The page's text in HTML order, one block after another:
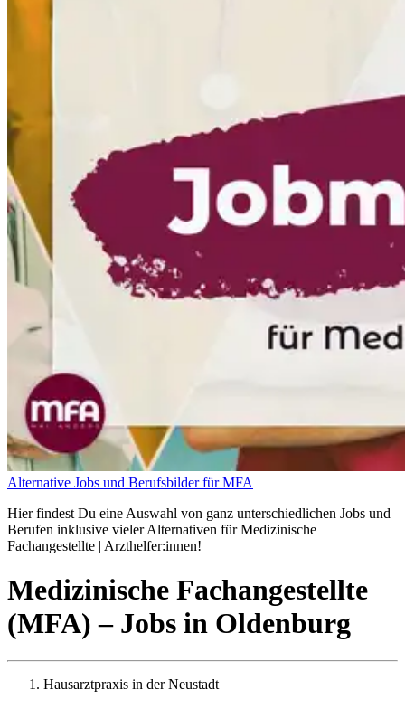
Alternative Jobs und Berufsbilder für MFA
Hier findest Du eine Auswahl von ganz unterschiedlichen Jobs und
Berufen inklusive vieler Alternativen für Medizinische
Fachangestellte | Arzthelfer:innen!
Medizinische Fachangestellte
(MFA) – Jobs in Oldenburg
Hausarztpraxis in der Neustadt